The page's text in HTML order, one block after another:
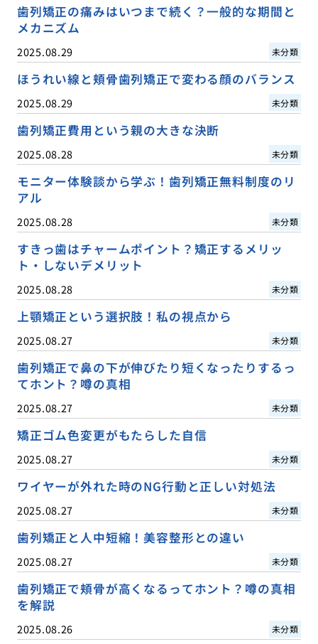
歯列矯正の痛みはいつまで続く？一般的な期間と
メカニズム
2025.08.29 未分類
ほうれい線と頬骨歯列矯正で変わる顔のバランス
2025.08.29 未分類
歯列矯正費用という親の大きな決断
2025.08.28 未分類
モニター体験談から学ぶ！歯列矯正無料制度のリ
アル
2025.08.28 未分類
すきっ歯はチャームポイント？矯正するメリッ
ト・しないデメリット
2025.08.28 未分類
上顎矯正という選択肢！私の視点から
2025.08.27 未分類
歯列矯正で鼻の下が伸びたり短くなったりするっ
てホント？噂の真相
2025.08.27 未分類
矯正ゴム色変更がもたらした自信
2025.08.27 未分類
ワイヤーが外れた時のNG行動と正しい対処法
2025.08.27 未分類
歯列矯正と人中短縮！美容整形との違い
2025.08.27 未分類
歯列矯正で頬骨が高くなるってホント？噂の真相
を解説
2025.08.26 未分類